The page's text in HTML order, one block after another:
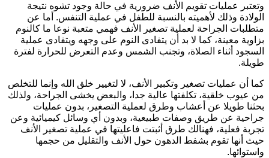
عمليات تقويم الأنف ضرورية في حالة وجود تشوه نتيجة
وذلك لأهميته بالنسبة للطفل في عملية التنفس. أما عن
الجراحة لعملية تصغير الأنف فهمي متعبة نوعا ما كالنوم
معينة، كما لا بد أن يتفادى النوم على وجهه ويتفادى عملية
أثناء الصلاة، وتجنب الشمس وعدم التعرض للحرارة لفترة
أن عمليات تصغير وتكبير الأنف، لا لتغيير خلق الله وإنما للتخلص
عيوب خلقية، تكلفتها عالية جدا، والبعض يخشى الجراحة، ولذلك
طويلا عن أعشاب وطرق لعملية التصغير، بدون عمليات
عن طريق وصفات طبيعية، وبدون أي وسائل كيميائية وعن
فعلية، فهنالك طرق أثبتت فاعليتها في عملية تصغير الأنف
أنها تقوم بشفط الدهون حول الأنف والتقليل من حجمها